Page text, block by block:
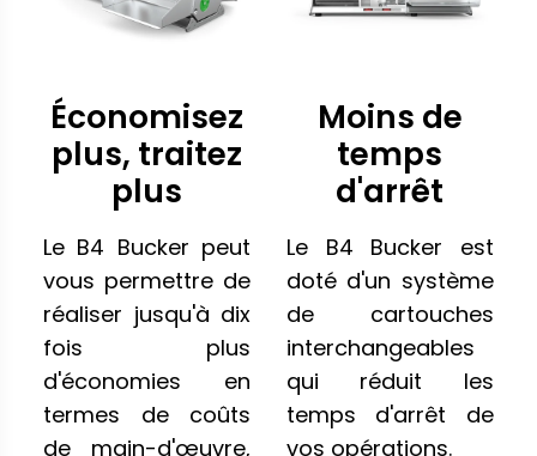
Économisez
plus, traitez
plus
Le B4 Bucker peut
vous permettre de
réaliser jusqu'à dix
fois plus
d'économies en
termes de coûts
de main-d'œuvre,
Moins de
temps
d'arrêt
Le B4 Bucker est
doté d'un système
de cartouches
interchangeables
qui réduit les
temps d'arrêt de
vos opérations.